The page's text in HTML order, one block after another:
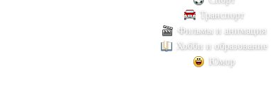
Транспорт
Фильмы и анимация
Хобби и образование
Юмор